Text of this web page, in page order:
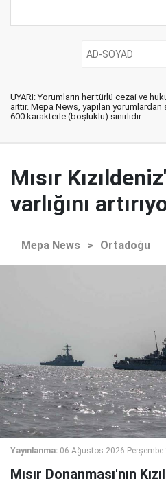
UYARI: Yorumların her türlü cezai ve
aittir. Mepa News, yapılan
600 karakterle (boşluklu) sınırlıdır.
Mısır
varlığını
Mepa News > Ortadoğu
Yayınlanma: 06 Ağustos 2026 Perşembe
Mısır Donanması'nın